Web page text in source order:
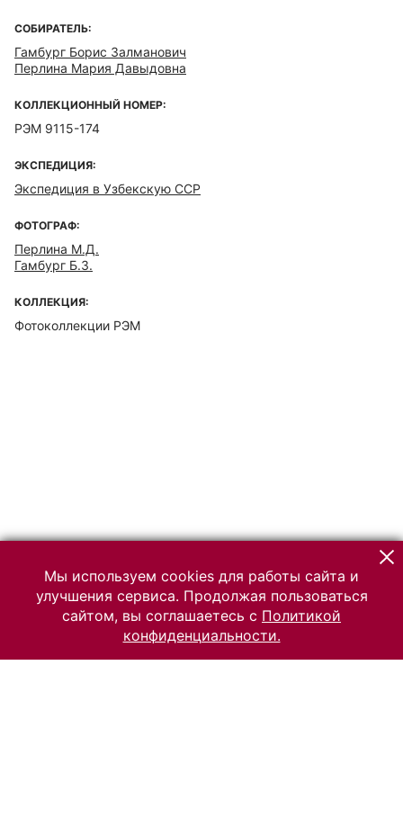
СОБИРАТЕЛЬ:
Гамбург Борис Залманович
Перлина Мария Давыдовна
КОЛЛЕКЦИОННЫЙ НОМЕР:
РЭМ 9115-174
ЭКСПЕДИЦИЯ:
Экспедиция в Узбекскую ССР
ФОТОГРАФ:
Перлина М.Д.
Гамбург Б.З.
КОЛЛЕКЦИЯ:
Фотоколлекции РЭМ
Мы используем cookies для работы сайта и
улучшения сервиса. Продолжая пользоваться
сайтом, вы соглашаетесь с Политикой
конфиденциальности.